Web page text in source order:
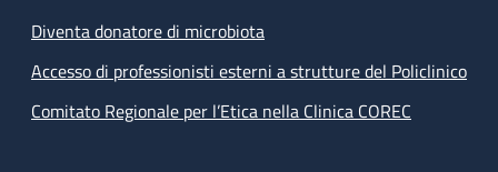
Diventa donatore di microbiota
Accesso di professionisti esterni a strutture del Policlinico
Comitato Regionale per l’Etica nella Clinica COREC